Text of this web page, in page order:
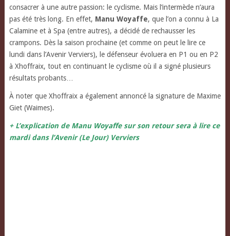
consacrer à une autre passion: le cyclisme. Mais l’intermède n’aura
pas été très long. En effet, Manu Woyaffe, que l’on a connu à La
Calamine et à Spa (entre autres), a décidé de rechausser les
crampons. Dès la saison prochaine (et comme on peut le lire ce
lundi dans l’Avenir Verviers), le défenseur évoluera en P1 ou en P2
à Xhoffraix, tout en continuant le cyclisme où il a signé plusieurs
résultats probants…
À noter que Xhoffraix a également annoncé la signature de Maxime
Giet (Waimes).
+ L’explication de Manu Woyaffe sur son retour sera à lire ce
mardi dans l’Avenir (Le Jour) Verviers